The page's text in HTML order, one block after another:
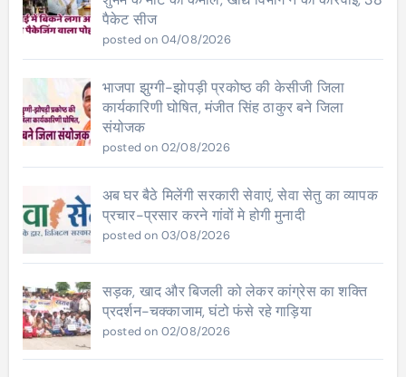
पैकेट सीज
posted on 04/08/2026
भाजपा झुग्गी-झोपड़ी प्रकोष्ठ की केसीजी जिला
कार्यकारिणी घोषित, मंजीत सिंह ठाकुर बने जिला
संयोजक
posted on 02/08/2026
अब घर बैठे मिलेंगी सरकारी सेवाएं, सेवा सेतु का व्यापक
प्रचार-प्रसार करने गांवों मे होगी मुनादी
posted on 03/08/2026
सड़क, खाद और बिजली को लेकर कांग्रेस का शक्ति
प्रदर्शन-चक्काजाम, घंटो फंसे रहे गाड़िया
posted on 02/08/2026